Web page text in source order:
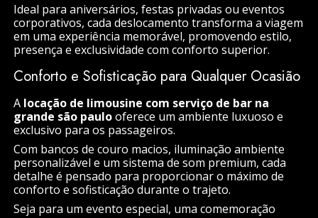
Ideal para aniversários, festas privadas ou eventos
corporativos, cada deslocamento transforma a viagem
em uma experiência memorável, promovendo estilo,
presença e exclusividade com conforto superior.
Conforto e Sofisticação para Qualquer Ocasião
A locação de limousine com serviço de bar na
grande são paulooferece um ambiente luxuoso e
exclusivo para os passageiros.
Com bancos de couro macios, iluminação ambiente
personalizável e um sistema de som premium, cada
detalhe é pensado para proporcionar o máximo de
conforto e sofisticação durante o trajeto.
Seja para um evento especial, uma comemoração